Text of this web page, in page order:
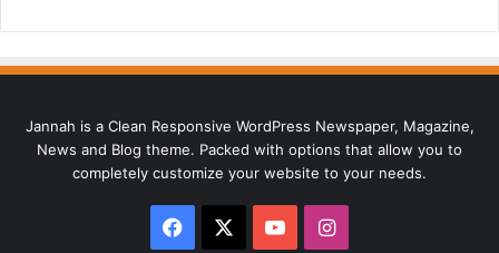
Jannah is a Clean Responsive WordPress Newspaper, Magazine,
News and Blog theme. Packed with options that allow you to
completely customize your website to your needs.
Facebook YouTubeInstagram